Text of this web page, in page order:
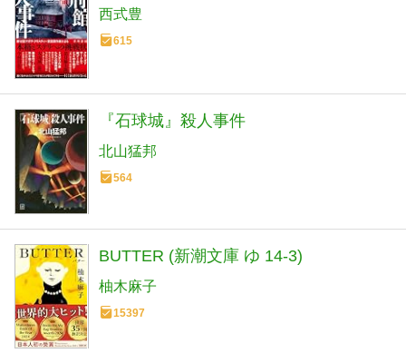
西式豊
615
『石球城』殺人事件
北山猛邦
564
BUTTER (新潮文庫 ゆ 14-3)
柚木麻子
15397